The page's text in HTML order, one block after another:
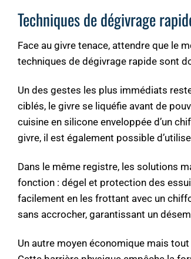
Techniques de dégivrage
Face au givre tenace, attendre que le
techniques de dégivrage rapide sont
Un des gestes les plus immédiats
ciblés, le givre se liquéfie avant de
cuisine en silicone enveloppée d’un
givre, il est également possible
Dans le même registre, les solutions
fonction : dégel et protection des
facilement en les frottant avec un
sans accrocher, garantissant un
Un autre moyen économique mais